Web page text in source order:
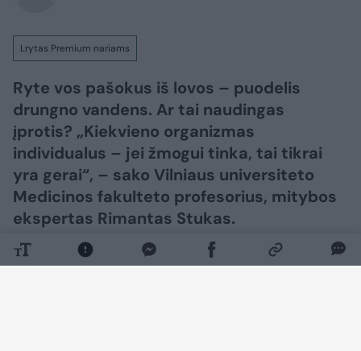
Lrytas Premium nariams
Ryte vos pašokus iš lovos – puodelis
drungno vandens. Ar tai naudingas
įprotis? „Kiekvieno organizmas
individualus – jei žmogui tinka, tai tikrai
yra gerai“, – sako Vilniaus universiteto
Medicinos fakulteto profesorius, mitybos
ekspertas Rimantas Stukas.